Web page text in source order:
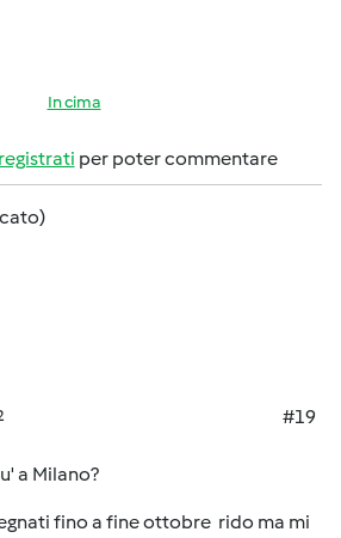
In cima
registrati per poter commentare
#19
a Milano?
fino a fine ottobre rido ma mi